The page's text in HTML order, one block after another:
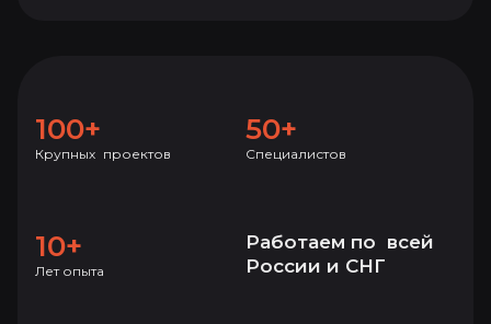
100+
Крупных проектов
50+
Специалистов
10+
Лет опыта
Работаем по всей
России и СНГ